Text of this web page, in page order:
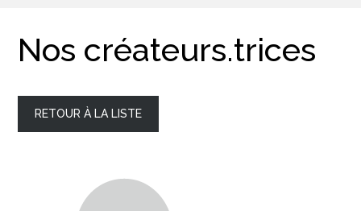
Nos créateurs.trices
RETOUR À LA LISTE